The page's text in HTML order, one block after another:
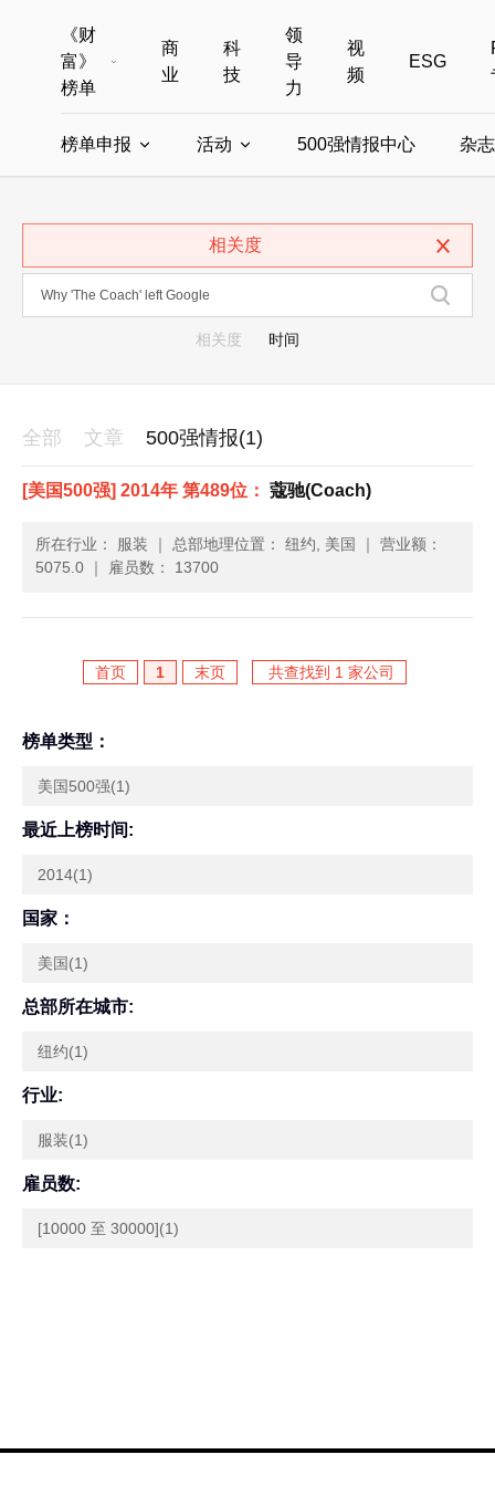
《财
富》
榜单
全部榜单
中国最具影响力商界女性
商
业
科
技
领
导
力
视
频
ESG
榜单申报 活动 500强情报中心 杂
相关度
相关度 时间
全部 文章 500强情报(1)
[美国500强] 2014年 第489位： 蔻驰(Coach)
所在行业： 服装 ｜ 总部地理位置： 纽约, 美国 ｜ 营业额：
5075.0 ｜ 雇员数： 13700
首页 1 末页 共查找到 1 家公司
榜单类型：
美国500强(1)
最近上榜时间:
2014(1)
国家：
美国(1)
总部所在城市:
纽约(1)
行业:
服装(1)
雇员数:
[10000 至 30000](1)